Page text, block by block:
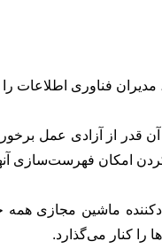
فناوری اطلاعات
قدر از آزادی عمل
امکان فهرست‌سازی
ماشین مجازی
را کنار می‌گذارد.